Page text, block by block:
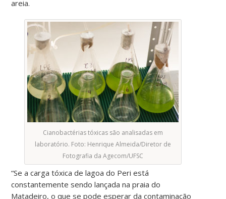
areia.
Cianobactérias tóxicas são analisadas em
laboratório. Foto: Henrique Almeida/Diretor de
Fotografia da Agecom/UFSC
“Se a carga tóxica de lagoa do Peri está
constantemente sendo lançada na praia do
Matadeiro, o que se pode esperar da contaminação